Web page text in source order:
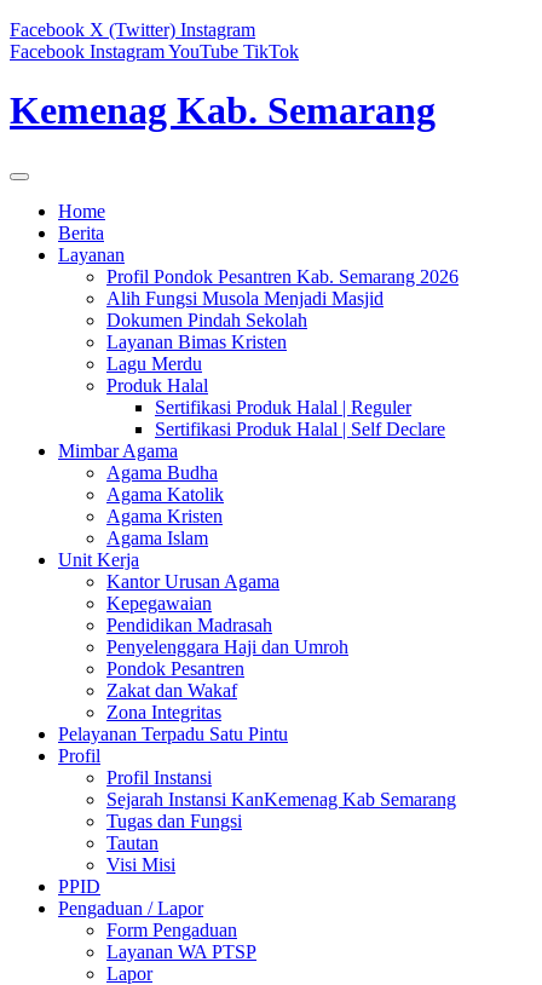
Facebook X (Twitter) Instagram
Facebook InstagramYouTube TikTok
Kemenag Kab. Semarang
Home
Berita
Layanan
Profil Pondok Pesantren Kab. Semarang 2026
Alih Fungsi Musola Menjadi Masjid
Dokumen Pindah Sekolah
Layanan Bimas Kristen
Lagu Merdu
Produk Halal
Sertifikasi Produk Halal | Reguler
Sertifikasi Produk Halal | Self Declare
Mimbar Agama
Agama Budha
Agama Katolik
Agama Kristen
Agama Islam
Unit Kerja
Kantor Urusan Agama
Kepegawaian
Pendidikan Madrasah
Penyelenggara Haji dan Umroh
Pondok Pesantren
Zakat dan Wakaf
Zona Integritas
Pelayanan Terpadu Satu Pintu
Profil
Profil Instansi
Sejarah Instansi KanKemenag Kab Semarang
Tugas dan Fungsi
Tautan
Visi Misi
PPID
Pengaduan / Lapor
Form Pengaduan
Layanan WA PTSP
Lapor